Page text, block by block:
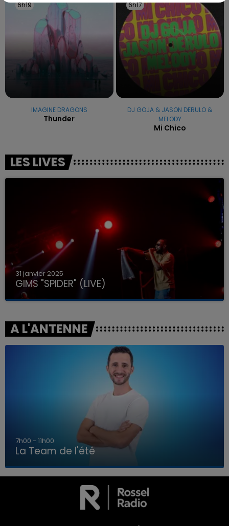
LA TEAM DE L'ÉTÉ
6h19
6h19
IMAGINE DRAGONS
Thunder
6h17
6h17
DJ GOJA & JASON DERULO &
MELODY
Mi Chico
LES LIVES
31 janvier 2025
GIMS "SPIDER" (LIVE)
A L'ANTENNE
7h00 - 11h00
La Team de l'été